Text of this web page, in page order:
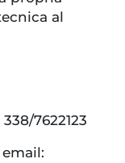
al
7622123